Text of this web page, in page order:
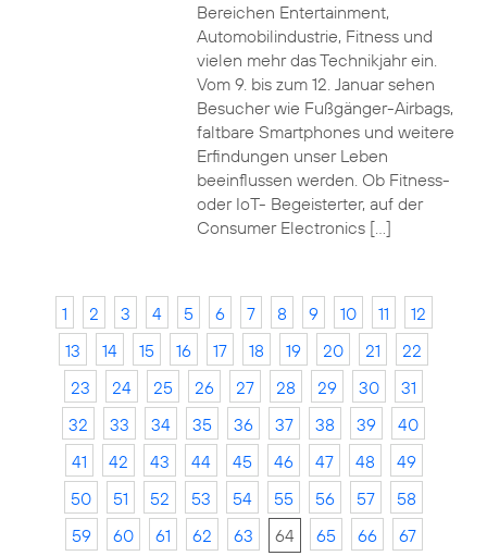
Bereichen Entertainment,
Automobilindustrie, Fitness und
vielen mehr das Technikjahr ein.
Vom 9. bis zum 12. Januar sehen
Besucher wie Fußgänger-Airbags,
faltbare Smartphones und weitere
Erfindungen unser Leben
beeinflussen werden. Ob Fitness-
oder IoT- Begeisterter, auf der
Consumer Electronics […]
1 2 3 4 5 6 7 8 9 10 11
12
13
14 15 16 17 18 19 20 21
22
23
24 25 26 27 28 29 30
31
32
33 34 35 36 37 38 39
40
41
42 43 44 45 46 47 48
49
50
51 52 53 54 55 56 57
58
59
60 61 62 63 64 65 66
67